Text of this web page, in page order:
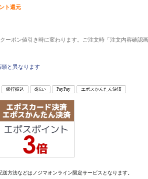
ト還元
ーポン値引き時に変わります。ご注文時「注文内容確認
と異なります
銀行振込 d払い PayPay エポスかんたん決済
方法などはノジマオンライン限定サービスとなります。